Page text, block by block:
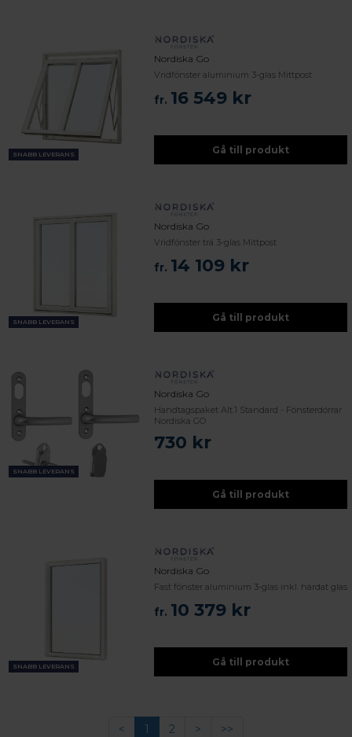
SNABB LEVERANS
Nordiska Go
Vridfönster aluminium 3-glas Mittpost
fr. 16 549 kr
Gå till produkt
SNABB LEVERANS
Nordiska Go
Vridfönster trä 3-glas Mittpost
fr. 14 109 kr
Gå till produkt
SNABB LEVERANS
Nordiska Go
Handtagspaket Alt.1 Standard - Fönsterdörrar
Nordiska GO
730 kr
Gå till produkt
SNABB LEVERANS
Nordiska Go
Fast fönster aluminium 3-glas inkl. härdat glas
fr. 10 379 kr
Gå till produkt
< 1 2 > >>